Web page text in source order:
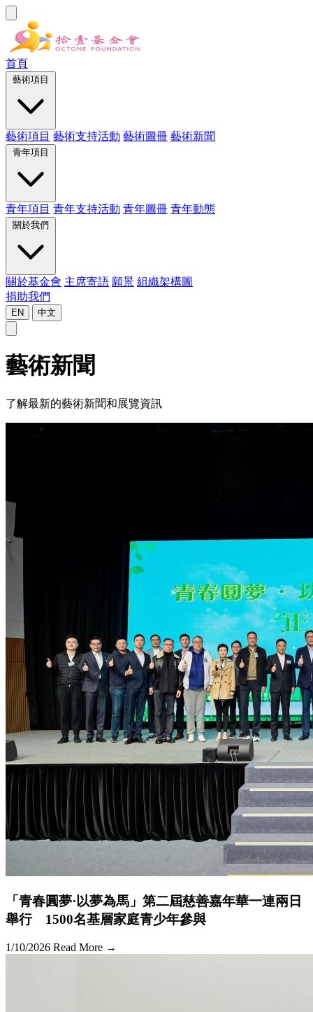
首頁
藝術項目 藝術支持活動 藝術圖冊 藝術新聞
青年項目 青年支持活動 青年圖冊 青年動態
關於基金會 主席寄語 願景 組織架構圖
捐助我們
EN 中文
藝術新聞
了解最新的藝術新聞和展覽資訊
「青春圓夢·以夢為馬」第二屆慈善嘉年華一連兩日
舉行 1500名基層家庭青少年參與
1/10/2026 Read More →